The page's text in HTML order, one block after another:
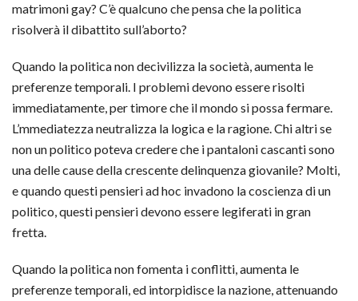
matrimoni gay? C’è qualcuno che pensa che la politica
risolverà il dibattito sull’aborto?
Quando la politica non decivilizza la società, aumenta le
preferenze temporali. I problemi devono essere risolti
immediatamente, per timore che il mondo si possa fermare.
L’mmediatezza neutralizza la logica e la ragione. Chi altri se
non un politico poteva credere che i pantaloni cascanti sono
una delle cause della crescente delinquenza giovanile? Molti,
e quando questi pensieri ad hoc invadono la coscienza di un
politico, questi pensieri devono essere legiferati in gran
fretta.
Quando la politica non fomenta i conflitti, aumenta le
preferenze temporali, ed intorpidisce la nazione, attenuando